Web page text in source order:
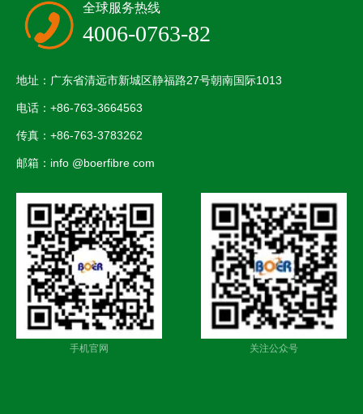
全球服务热线
4006-0763-82
地址：广东省清远市新城区静福路27号朝南国际1013
电话：+86-763-3664563
传真：+86-763-3783262
邮箱：info @boerfibre com
手机官网 关注公众号